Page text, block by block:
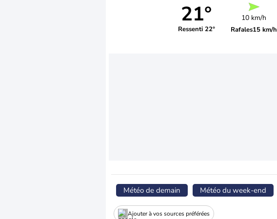
21°
Ressenti 22°
10 km/h
Rafales15 km/h
Météo de demain Météo du week-end
Ajouter à vos sources préférées